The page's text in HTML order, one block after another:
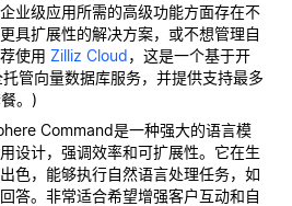
业级应用所需的高级功能方面存在不
具扩展性的解决方案，或不想管理自
使用 Zilliz Cloud，这是一个基于开
管向量数据库服务，并提供支持最多
。)
Command是一种强大的语言模
设计，强调效率和可扩展性。它在生
色，能够执行自然语言处理任务，如
答。非常适合希望增强客户互动和自